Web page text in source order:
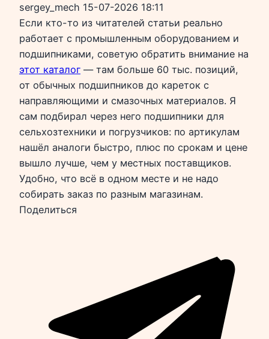
sergey_mech 15-07-2026 18:11
Если кто-то из читателей статьи реально
работает с промышленным оборудованием и
подшипниками, советую обратить внимание на
этот каталог — там больше 60 тыс. позиций,
от обычных подшипников до кареток с
направляющими и смазочных материалов. Я
сам подбирал через него подшипники для
сельхозтехники и погрузчиков: по артикулам
нашёл аналоги быстро, плюс по срокам и цене
вышло лучше, чем у местных поставщиков.
Удобно, что всё в одном месте и не надо
собирать заказ по разным магазинам.
Поделиться